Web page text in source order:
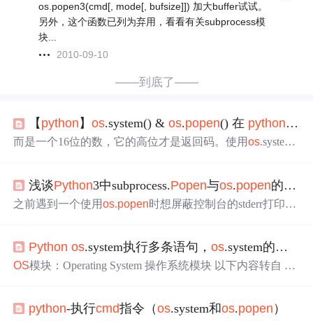
os.popen3(cmd[, mode[, bufsize]]) 加大buffer试试。
另外，这个函数已列为弃用，看看有关subprocess模
块...
2010-09-10
——到底了——
【 python 】os.system() &os.popen() 在 python执
而是一个16位的数，它的高位才是返回码。使用os.system
信号号码，高位为脚本的退出状态码。os.system()返回值
为256，十六位二进制数示为：00000001，00000000，高八
以看到执行的输出。一般来说，返回 0 表示运行成功。
浅谈Python3中subprocess.Popen与os.popen的区别
之前遇到一个使用os.popen时想屏蔽控制台的stderr打印的
源码粘出来： defpopen(cmd, mode="r", buffering=-1): if not
isinstance( cmd , str): raise TypeEr...
Python os.system执行多条语句，os.system的返回值
OS模块：Operating System 操作系统模块 以下内容转自 htt
sdn.net/zgl07/article/det...
python-执行cmd指令（os.system和os.popen ）